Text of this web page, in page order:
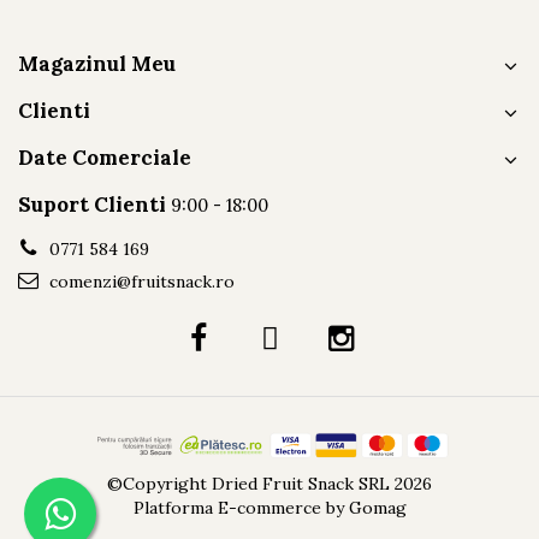
Magazinul Meu
Clienti
Date Comerciale
Suport Clienti 9:00 - 18:00
0771 584 169
comenzi@fruitsnack.ro
©Copyright Dried Fruit Snack SRL 2026
Platforma E-commerce by Gomag